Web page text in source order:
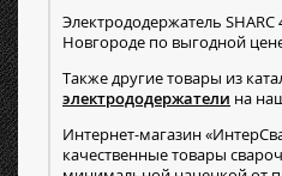
Электрододержатель
Новгороде по выгодной
Также другие товары из
электрододержатели на
Интернет-магазин
качественные товары